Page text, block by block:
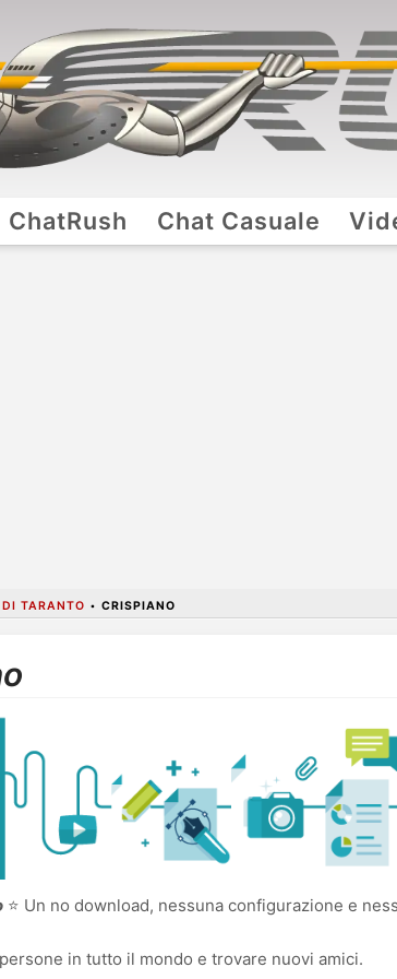
ChatRush Chat Casuale
TARANTO • CRISPIANO
⭐ Un no download, nessuna configurazione e
in tutto il mondo e trovare nuovi amici.